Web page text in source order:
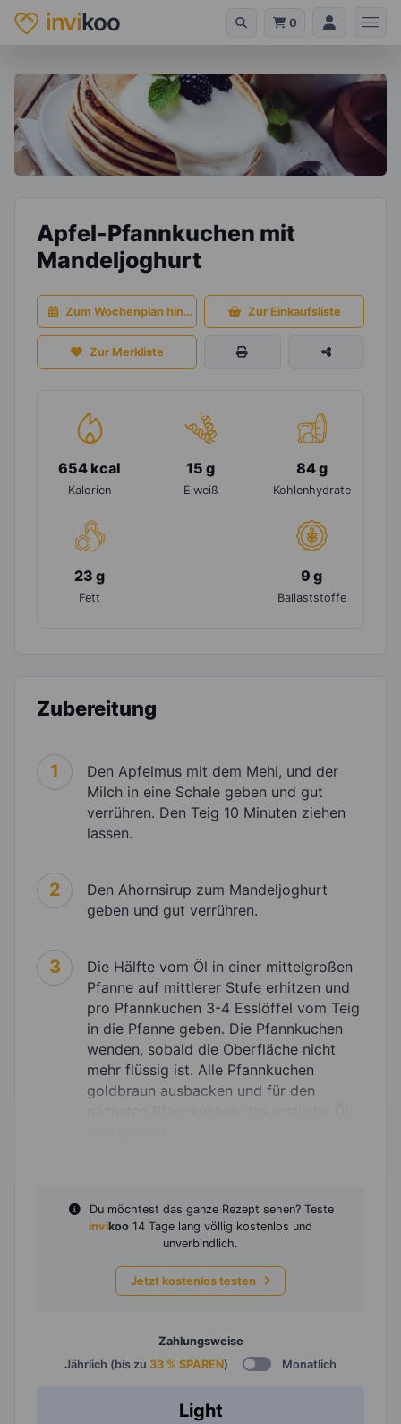
invikoo 0
Apfel-Pfannkuchen mit
Mandeljoghurt
Zum Wochenplan hinzufügen Zur Einkaufsliste
Zur Merkliste
654 kcal
Kalorien
15 g
Eiweiß
84 g
Kohlenhydrate
23 g
Fett
9 g
Ballaststoffe
Zubereitung
1
Den Apfelmus mit dem Mehl, und der
Milch in eine Schale geben und gut
verrühren. Den Teig 10 Minuten ziehen
lassen.
2
Den Ahornsirup zum Mandeljoghurt
geben und gut verrühren.
3
Die Hälfte vom Öl in einer mittelgroßen
Pfanne auf mittlerer Stufe erhitzen und
pro Pfannkuchen 3-4 Esslöffel vom Teig
in die Pfanne geben. Die Pfannkuchen
wenden, sobald die Oberfläche nicht
mehr flüssig ist. Alle Pfannkuchen
goldbraun ausbacken und für den
Du möchtest das ganze Rezept sehen? Teste
invikoo 14 Tage lang völlig kostenlos und
unverbindlich.
Jetzt kostenlos testen
Zahlungsweise
Jährlich (bis zu 33 % SPAREN) Monatlich
Light